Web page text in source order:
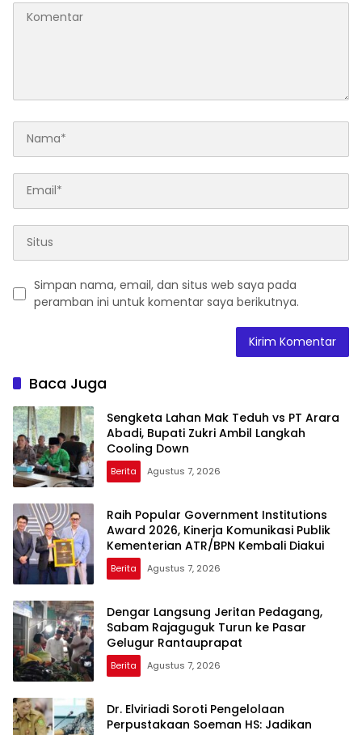
Simpan nama, email, dan situs web saya pada
peramban ini untuk komentar saya berikutnya.
Baca Juga
Sengketa Lahan Mak Teduh vs PT Arara
Abadi, Bupati Zukri Ambil Langkah
Cooling Down
Berita Agustus 7, 2026
Raih Popular Government Institutions
Award 2026, Kinerja Komunikasi Publik
Kementerian ATR/BPN Kembali Diakui
Berita Agustus 7, 2026
Dengar Langsung Jeritan Pedagang,
Sabam Rajaguguk Turun ke Pasar
Gelugur Rantauprapat
Berita Agustus 7, 2026
Dr. Elviriadi Soroti Pengelolaan
Perpustakaan Soeman HS: Jadikan